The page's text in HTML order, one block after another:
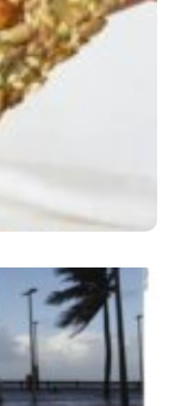
Agosto De